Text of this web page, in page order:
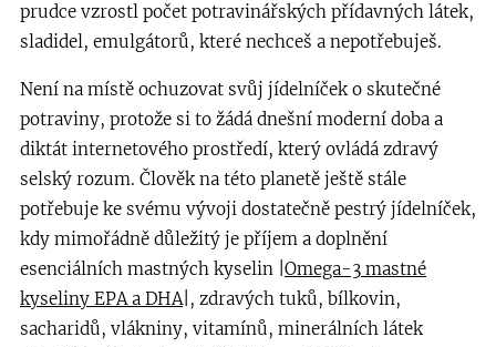
prudce vzrostl počet potravinářských přídavných látek,
sladidel, emulgátorů, které nechceš a nepotřebuješ.
Není na místě ochuzovat svůj jídelníček o skutečné
potraviny, protože si to žádá dnešní moderní doba a
diktát internetového prostředí, který ovládá zdravý
selský rozum. Člověk na této planetě ještě stále
potřebuje ke svému vývoji dostatečně pestrý jídelníček,
kdy mimořádně důležitý je příjem a doplnění
esenciálních mastných kyselin | Omega-3 mastné
kyseliny EPA a DHA|, zdravých tuků, bílkovin,
sacharidů, vlákniny, vitamínů, minerálních látek